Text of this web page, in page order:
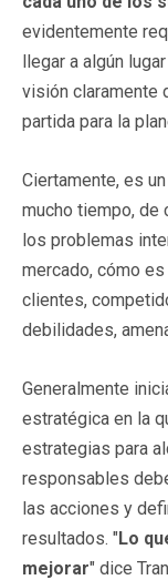
evidentemente
llegar a algún
visión claramente
partida para la
Ciertamente, es
mucho tiempo, de
los problemas
mercado, cómo
clientes,
debilidades,
Generalmente
estratégica en la
estrategias para
responsables
las acciones y
resultados. "Lo
mejorar" dice